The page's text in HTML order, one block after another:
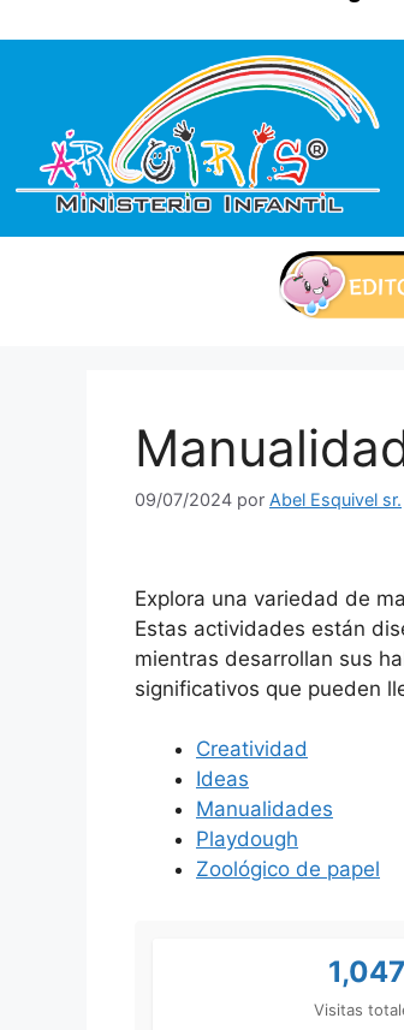
09/07/2024 por Abel Esquivel sr.
Explora una variedad de
Estas actividades están
mientras desarrollan sus
significativos que pueden
Creatividad
Ideas
Manualidades
Playdough
Zoológico de papel
1,047
Visitas